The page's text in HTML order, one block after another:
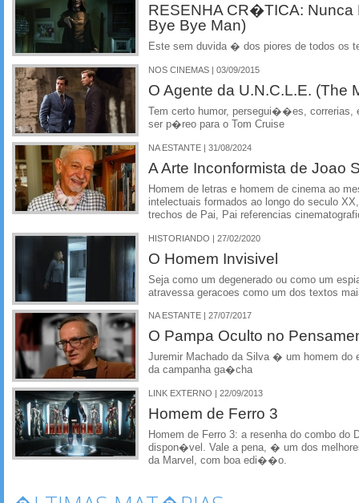
RESENHA CR�TICA: Nunca
Bye Bye Man)
Este sem duvida � dos piores de todos os
NOS CINEMAS | 03/09/2015
O Agente da U.N.C.L.E. (The
Tem certo humor, persegui��es,
ser p�reo para o Tom Cruise
NA ESTANTE | 31/08/2024
A Arte Inconformista de Joao
Homem de letras e homem de cinema ao
intelectuais formados ao longo do seculo
trechos de Pai, Pai referencias
HISTORIANDO | 27/02/2020
O Homem Invisivel
Seja como um degenerado ou como um
atravessa geracoes como um dos textos
NA ESTANTE | 27/07/2017
O Pampa Oculto no
Juremir Machado da Silva � um homem do
da campanha ga�cha
LINK EXTERNO | 22/09/2013
Homem de Ferro 3
Homem de Ferro 3: a resenha do combo
dispon�vel. Vale a pena, � um dos
da Marvel, com boa edi��o.